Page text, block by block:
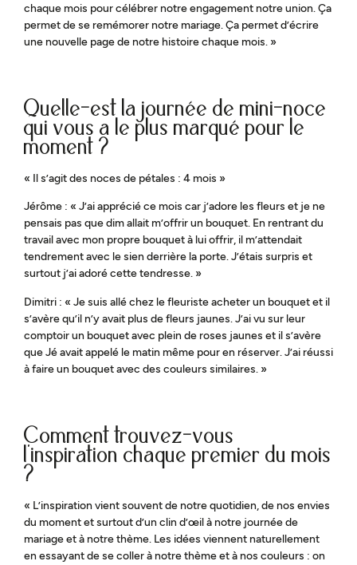
chaque mois pour célébrer notre engagement notre union. Ça
permet de se remémorer notre mariage. Ça permet d’écrire
une nouvelle page de notre histoire chaque mois. »
Quelle-est la journée de mini-noce
qui vous a le plus marqué pour le
moment ?
« Il s’agit des noces de pétales : 4 mois »
Jérôme : « J’ai apprécié ce mois car j’adore les fleurs et je ne
pensais pas que dim allait m’offrir un bouquet. En rentrant du
travail avec mon propre bouquet à lui offrir, il m’attendait
tendrement avec le sien derrière la porte. J’étais surpris et
surtout j’ai adoré cette tendresse. »
Dimitri : « Je suis allé chez le fleuriste acheter un bouquet et il
s’avère qu’il n’y avait plus de fleurs jaunes. J’ai vu sur leur
comptoir un bouquet avec plein de roses jaunes et il s’avère
que Jé avait appelé le matin même pour en réserver. J’ai réussi
à faire un bouquet avec des couleurs similaires. »
Comment trouvez-vous
l’inspiration chaque premier du mois
?
« L’inspiration vient souvent de notre quotidien, de nos envies
du moment et surtout d’un clin d’œil à notre journée de
mariage et à notre thème. Les idées viennent naturellement
en essayant de se coller à notre thème et à nos couleurs : on